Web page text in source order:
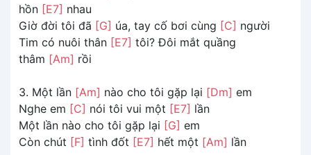
hồn [E7] nhau
Giờ đời tôi đã [G] úa, tay cố bơi cùng [C] người
Tim có nuôi thân [E7] tôi? Đôi mắt quầng
thâm [Am] rồi
3. Một lần [Am] nào cho tôi gặp lại [Dm] em
Nghe em [C] nói tôi vui một [E7] lần
Một lần nào cho tôi gặp lại [G] em
Còn chút [F] tình đốt [E7] hết một [Am] lần